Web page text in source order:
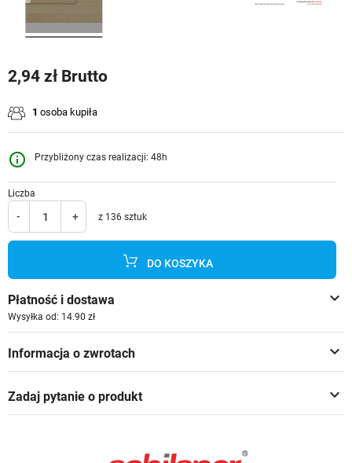
2,94 zł Brutto
1 osoba kupiła
info_outline Przybliżony czas realizacji: 48h
Liczba
- + z 136 sztuk
DO KOSZYKA
keyboard_arrow_down
Płatność i dostawa
Wysyłka od: 14.90 zł
keyboard_arrow_down
Informacja o zwrotach
keyboard_arrow_down
Zadaj pytanie o produkt